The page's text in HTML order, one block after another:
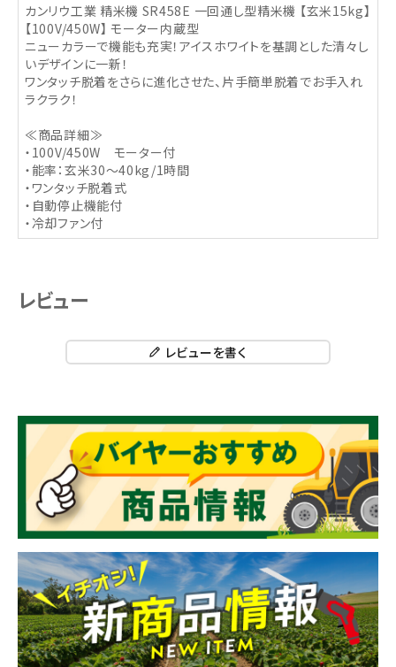
カンリウ工業 精米機 SR458E 一回通し型精米機 【玄米15kg】
【100V/450W】 モーター内蔵型
ニューカラーで機能も充実！アイスホワイトを基調とした清々し
いデザインに一新！
ワンタッチ脱着をさらに進化させた、片手簡単脱着でお手入れ
ラクラク！
≪商品詳細≫
・100V/450W モーター付
・能率：玄米30～40kg/1時間
・ワンタッチ脱着式
・自動停止機能付
・冷却ファン付
レビュー
レビューを書く